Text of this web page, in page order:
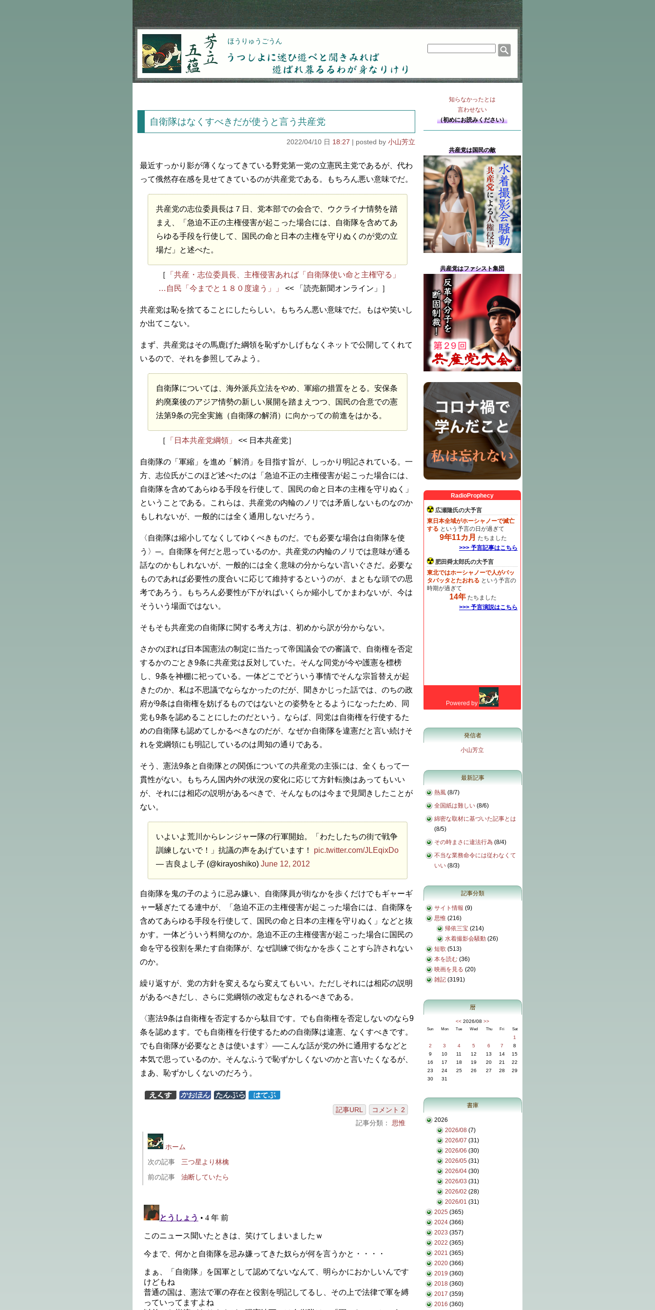
芳立五蘊 ほうりゅうごうん
うつしよに迷ひ遊べと聞きみれば遊ばれ暮るるわが
自衛隊はなくすべきだが使うと言う共産党
2022/04/10 日 18:27 小山芳立
最近すっかり影が薄くなってきている野党第一党の立憲民主党であるが、代わ
って俄然存在感を見せてきているのが共産党である。もちろん悪い意味でだ。
共産党の志位委員長は７日、党本部での会合で、ウクライナ情勢を踏
まえ、「急迫不正の主権侵害が起こった場合には、自衛隊を含めてあ
らゆる手段を行使して、国民の命と日本の主権を守りぬくのが党の立
場だ」と述べた。
［
「共産・志位委員長、主権侵害あれば「自衛隊使い命と主権守る」
…自民「今までと１８０度違う」」
<< 「読売新聞オンライン」］
共産党は恥を捨てることにしたらしい。もちろん悪い意味でだ。もはや笑いし
か出てこない。
まず、共産党はその馬鹿げた綱領を恥ずかしげもなくネットで公開してくれて
いるので、それを参照してみよう。
自衛隊については、海外派兵立法をやめ、軍縮の措置をとる。安保条
約廃棄後のアジア情勢の新しい展開を踏まえつつ、国民の合意での憲
法第9条の完全実施（自衛隊の解消）に向かっての前進をはかる。
［ 「日本共産党綱領」 << 日本共産党］
自衛隊の「軍縮」を進め「解消」を目指す旨が、しっかり明記されている。一
方、志位氏がこのほど述べたのは「急迫不正の主権侵害が起こった場合には、
自衛隊を含めてあらゆる手段を行使して、国民の命と日本の主権を守りぬく」
ということである。これらは、共産党の内輪のノリでは矛盾しないものなのか
もしれないが、一般的には全く通用しないだろう。
〈自衛隊は縮小してなくしてゆくべきものだ。でも必要な場合は自衛隊を使
う〉─。自衛隊を何だと思っているのか。共産党の内輪のノリでは意味が通る
話なのかもしれないが、一般的には全く意味の分からない言いぐさだ。必要な
ものであれば必要性の度合いに応じて維持するというのが、まともな頭での思
考であろう。もちろん必要性が下がればいくらか縮小してかまわないが、今は
そういう場面ではない。
そもそも共産党の自衛隊に関する考え方は、初めから訳が分からない。
さかのぼれば日本国憲法の制定に当たって帝国議会での審議で、自衛権を否定
するかのごとき9条に共産党は反対していた。そんな同党が今や護憲を標榜
し、9条を神棚に祀っている。一体どこでどういう事情でそんな宗旨替えが起
きたのか、私は不思議でならなかったのだが、聞きかじった話では、のちの政
府が9条は自衛権を妨げるものではないとの姿勢をとるようになったため、同
党も9条を認めることにしたのだという。ならば、同党は自衛権を行使するた
めの自衛隊も認めてしかるべきなのだが、なぜか自衛隊を違憲だと言い続けそ
れを党綱領にも明記しているのは周知の通りである。
そう、憲法9条と自衛隊との関係についての共産党の主張には、全くもって一
貫性がない。もちろん国内外の状況の変化に応じて方針転換はあってもいい
が、それには相応の説明があるべきで、そんなものは今まで見聞きしたことが
ない。
いよいよ荒川からレンジャー隊の行軍開始。「わたしたちの街で戦争
訓練しないで！」抗議の声をあげています！ pic.twitter.com/JLEqixDo
— 吉良よし子 (@kirayoshiko) June 12, 2012
自衛隊を鬼の子のように忌み嫌い、自衛隊員が街なかを歩くだけでもギャーギ
ャー騒ぎたてる連中が、「急迫不正の主権侵害が起こった場合には、自衛隊を
含めてあらゆる手段を行使して、国民の命と日本の主権を守りぬく」などと抜
かす。一体どういう料簡なのか。急迫不正の主権侵害が起こった場合に国民の
命を守る役割を果たす自衛隊が、なぜ訓練で街なかを歩くことすら許されない
のか。
繰り返すが、党の方針を変えるなら変えてもいい。ただしそれには相応の説明
があるべきだし、さらに党綱領の改定もなされるべきである。
〈憲法9条は自衛権を否定するから駄目です。でも自衛権を否定しないのなら9
条を認めます。でも自衛権を行使するための自衛隊は違憲、なくすべきです。
でも自衛隊が必要なときは使います〉──こんな話が党の外に通用するなどと
本気で思っているのか。そんなふうで恥ずかしくないのかと言いたくなるが、
まあ、恥ずかしくないのだろう。
記事URL
コメント 2
記事分類： 思惟
ホーム
次の記事
三つ星より林檎
前の記事
油断していたら
知らなかったとは
言わせない
（初めにお読みください）
共産党は国民の敵
共産党はファシスト集団
発信者
小山芳立
最新記事
熱風 (8/7)
全国紙は難しい (8/6)
綿密な取材に基づいた記事とは
(8/5)
その時まさに違法行為 (8/4)
不当な業務命令には従わなくて
いい (8/3)
記事分類
サイト情報 (9)
思惟 (216)
帰依三宝 (214)
水着撮影会騒動 (26)
短歌 (513)
本を読む (36)
映画を見る (20)
雑記 (3191)
暦
<< 2026/08 >>
Sun Mon Tue Wed Thu Fri Sat
1
2
3 4 5 6 7
8
9
10 11 12 13 14
15
16
17 18 19 20 21
22
23
24 25 26 27 28
29
30
31
書庫
2026
2026/08 (7)
2026/07 (31)
2026/06 (30)
2026/05 (31)
2026/04 (30)
2026/03 (31)
2026/02 (28)
2026/01 (31)
2025 (365)
2024 (366)
2023 (357)
2022 (365)
2021 (365)
2020 (366)
2019 (360)
2018 (360)
2017 (359)
2016 (360)